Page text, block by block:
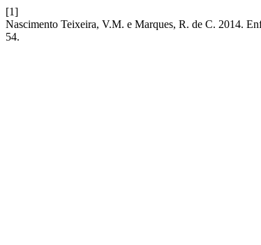
[1]
Nascimento Teixeira, V.M. e Marques, R. de C. 2014.
54.